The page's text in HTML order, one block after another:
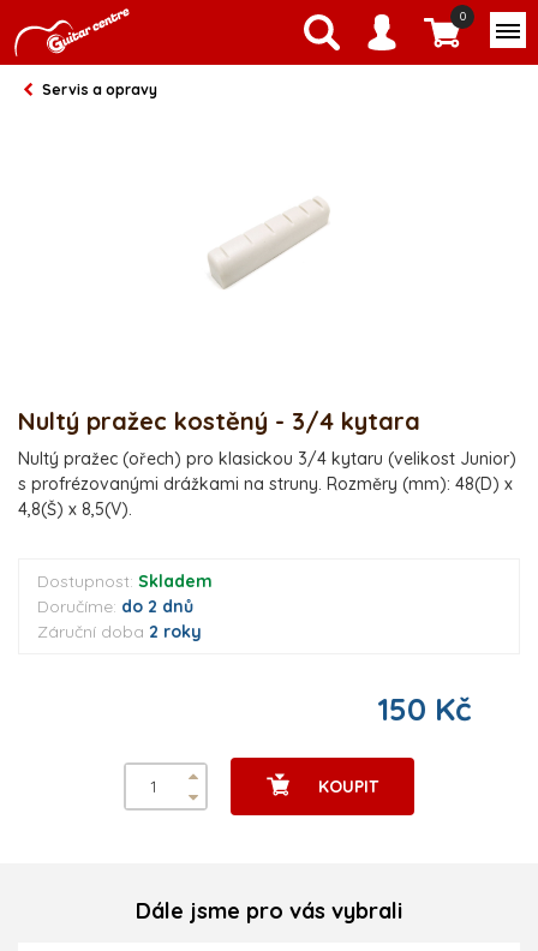
0
Servis a opravy
Nultý pražec kostěný - 3/4 kytara
Nultý pražec (ořech) pro klasickou 3/4 kytaru (velikost Junior)
s profrézovanými drážkami na struny. Rozměry (mm): 48(D) x
4,8(Š) x 8,5(V).
Dostupnost: Skladem
Doručíme: do 2 dnů
Záruční doba 2 roky
150 Kč
KOUPIT
Dále jsme pro vás vybrali